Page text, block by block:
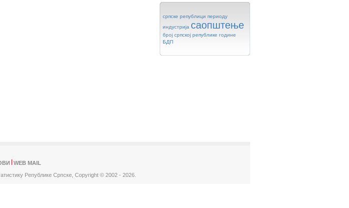
српске републици периоду
индустрија саопштење
број српској републике године
БДП
WEB MAIL
Републике Српске, Copyright © 2002 - 2026.